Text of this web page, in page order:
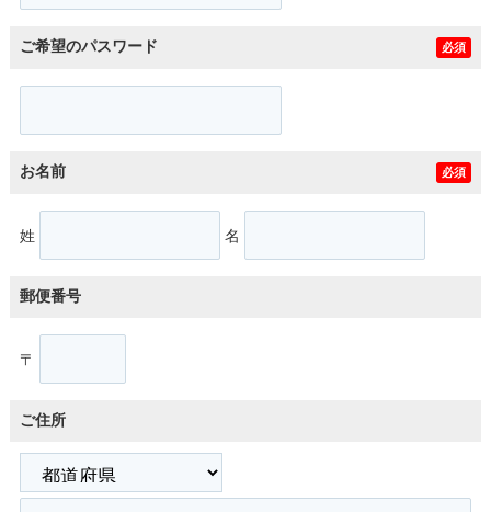
ご希望のパスワード 必須
お名前 必須
姓 名
郵便番号
〒
ご住所